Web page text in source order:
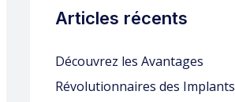
e
c
h
Articles récents
Découvrez les Avantages
Révolutionnaires des Implants